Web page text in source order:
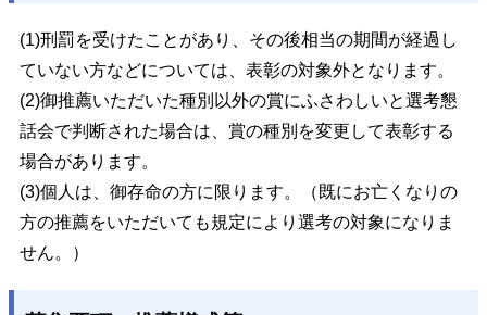
(1)刑罰を受けたことがあり、その後相当の期間が経過し
ていない方などについては、表彰の対象外となります。
(2)御推薦いただいた種別以外の賞にふさわしいと選考懇
話会で判断された場合は、賞の種別を変更して表彰する
場合があります。
(3)個人は、御存命の方に限ります。（既にお亡くなりの
方の推薦をいただいても規定により選考の対象になりま
せん。）